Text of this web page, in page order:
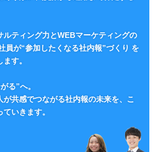
ルティング力とWEBマーケティングの
員が“参加したくなる社内報”づくり を
す。
る”へ。
が共感でつながる社内報の未来を、こ
いきます。